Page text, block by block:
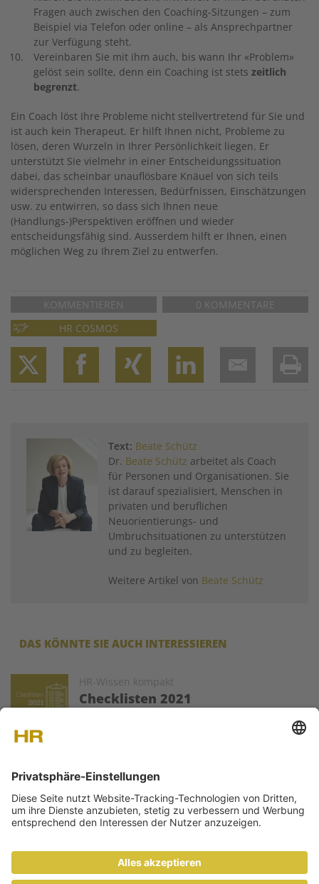
Fragen auch zwischen den Coaching-Sitzungen – zum
Beispiel via Telefon oder online – als Ansprechpartner
zur Verfügung steht.
Vereinbaren Sie mit ihm auch, bis wann Ihr «Problem»
gelöst sein sollte, denn ein Coaching ist stets zeitlich
begrenzt.
Ein Coach löst Ihre Probleme nicht stellvertretend für Sie und
ist auch kein Therapeut. Er hilft Ihnen nicht, Probleme zu
lösen, deren Wurzeln in Ihrer Persönlichkeit liegen. Er
unterstützt Sie vielmehr in einer Entscheidungssituation
dabei, das scheinbar unauflösbare Knäuel von sich teils
widersprechenden Interessen, Bedürfnissen, Einschätzungen
usw. zu entwirren, so dass sich Ihnen neue
(Handlungs-)Perspektiven eröffnen und wieder
entscheidungsfähig sind. Ausserdem hilft er Ihnen, einen
möglichen Weg zu Ihrem Ziel zu entwerfen.
KOMMENTIEREN
0 KOMMENTARE
HR COSMOS
TwitterFacebook
XINGLinkedIn
Email
Text: Beate Schütz
Dr. Beate Schütz arbeitet als Coach
für Personen und Organisationen. Sie
ist darauf spezialisiert, Menschen in
privaten und beruflichen
Neuorientierungs- und
Umbruchsituationen zu unterstützen
und zu begleiten.
Weitere Artikel von Beate Schütz
DAS KÖNNTE SIE AUCH INTERESSIEREN
HR-Wissen kompakt
Checklisten 2021
Fachartikel zu ausgewählten Problemstellungen
der HR-Welt. Die Texte werden von ausgewiesenen Experten
KONTAKT MEDIADATEN